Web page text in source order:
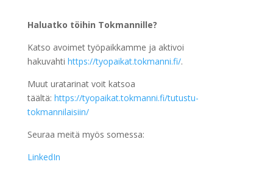
Haluatko töihin Tokmannille?
Katso avoimet työpaikkamme ja aktivoi
hakuvahti https://tyopaikat.tokmanni.fi/.
Muut uratarinat voit katsoa
täältä: https://tyopaikat.tokmanni.fi/tutustu-
tokmannilaisiin/
Seuraa meitä myös somessa:
LinkedIn